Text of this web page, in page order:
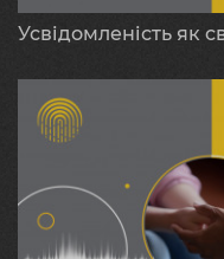
Усвідомленість як